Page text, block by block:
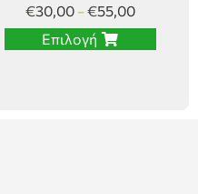
€30,00–€55,00
Επιλογή